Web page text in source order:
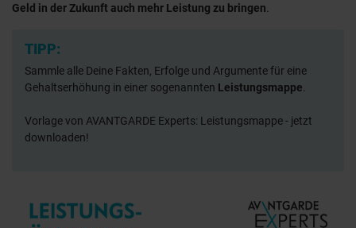
Geld in der Zukunft auch mehr Leistung zu bringen.
TIPP:
Sammle alle Deine Fakten, Erfolge und Argumente für eine
Gehaltserhöhung in einer sogenannten Leistungsmappe.
Vorlage von AVANTGARDE Experts: Leistungsmappe - jetzt
downloaden!